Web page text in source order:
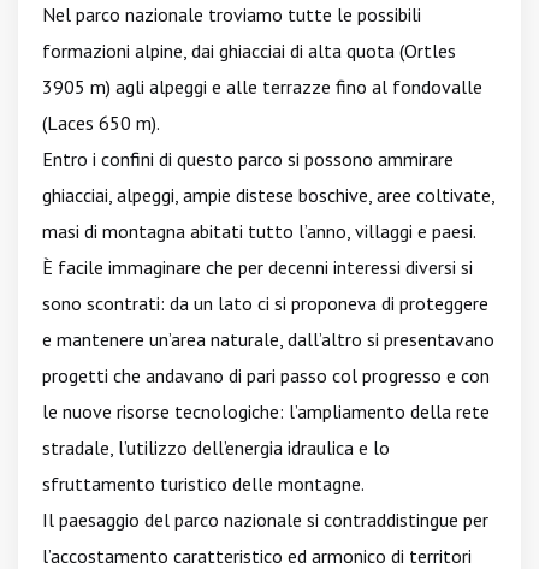
Nel parco nazionale troviamo tutte le possibili
formazioni alpine, dai ghiacciai di alta quota (Ortles
3905 m) agli alpeggi e alle terrazze fino al fondovalle
(Laces 650 m).
Entro i confini di questo parco si possono ammirare
ghiacciai, alpeggi, ampie distese boschive, aree coltivate,
masi di montagna abitati tutto l’anno, villaggi e paesi.
È facile immaginare che per decenni interessi diversi si
sono scontrati: da un lato ci si proponeva di proteggere
e mantenere un’area naturale, dall’altro si presentavano
progetti che andavano di pari passo col progresso e con
le nuove risorse tecnologiche: l’ampliamento della rete
stradale, l’utilizzo dell’energia idraulica e lo
sfruttamento turistico delle montagne.
Il paesaggio del parco nazionale si contraddistingue per
l’accostamento caratteristico ed armonico di territori